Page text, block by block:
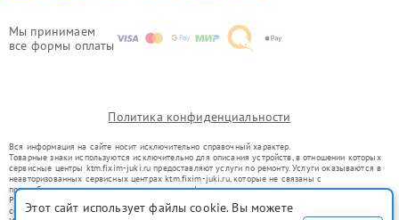
Мы принимаем
все формы оплаты
Политика конфиденциальности
Вся информация на сайте носит исключительно справочный характер.
Товарные знаки используются исключительно для описания устройств, в отношении которых
сервисные центры ktm.fixim-juki.ru предоставляют услуги по ремонту. Услуги оказываются в
неавторизованных сервисных центрах ktm.fixim-juki.ru, которые не связаны с
правообладателями товарных знаков или их официальными представителями.
Ремонт осуществляется для устройств, уже введенных в гражданский оборот в соответствии
со статьей 1487 ГК РФ.
Этот сайт использует файлы cookie. Вы можете